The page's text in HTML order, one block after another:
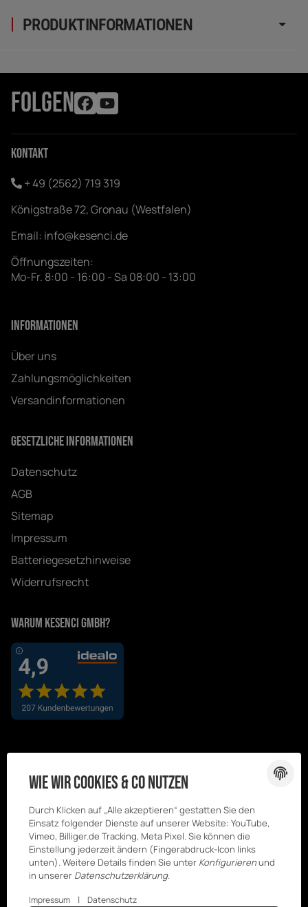
PRODUKTINFORMATIONEN
FOLGEN
Kontakt
+ 49 (2562) 719 319
Königstraße 72, Gronau (Westfalen)
Email: info@kesenci.de
Öffnungszeiten:
Mo-Fr. 8:00 - 16:00 - Sa 08:00 - 13:00
Informationen
Über uns
Zahlungsmöglichkeiten
Versandinformationen
Gesetzliche Informationen
Datenschutz
AGB
Sitemap
Impressum
Batteriegesetzhinweise
Widerrufsrecht
Warum Kesenci GmbH?
Wie wir Cookies & Co nutzen
Durch Klicken auf „Alle akzeptieren“ gestatten Sie den
Einsatz folgender Dienste auf unserer Website: YouTube,
Vimeo, Billiger.de Tracking, Meta Pixel. Sie können die
Einstellung jederzeit ändern (Fingerabdruck-Icon links
unten). Weitere Details finden Sie unter Konfigurierenund
in unserer Datenschutzerklärung.
Impressum | Datenschutz